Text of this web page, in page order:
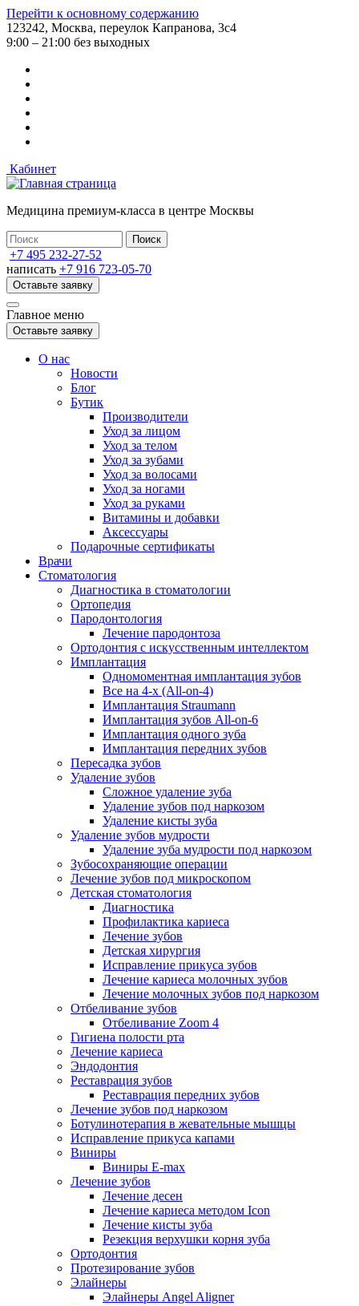
Перейти к основному содержанию
123242, Москва, переулок Капранова, 3с4
9:00 – 21:00 без выходных
Кабинет
Медицина премиум-класса в центре Москвы
+7 495 232-27-52
написать +7 916 723-05-70
Оставьте заявку
Главное меню
Оставьте заявку
О нас
Новости
Блог
Бутик
Производители
Уход за лицом
Уход за телом
Уход за зубами
Уход за волосами
Уход за ногами
Уход за руками
Витамины и добавки
Аксессуары
Подарочные сертификаты
Врачи
Стоматология
Диагностика в стоматологии
Ортопедия
Пародонтология
Лечение пародонтоза
Ортодонтия с искусственным интеллектом
Имплантация
Одномоментная имплантация зубов
Все на 4-х (All-on-4)
Имплантация Straumann
Имплантация зубов All-on-6
Имплантация одного зуба
Имплантация передних зубов
Пересадка зубов
Удаление зубов
Сложное удаление зуба
Удаление зубов под наркозом
Удаление кисты зуба
Удаление зубов мудрости
Удаление зуба мудрости под наркозом
Зубосохраняющие операции
Лечение зубов под микроскопом
Детская стоматология
Диагностика
Профилактика кариеса
Лечение зубов
Детская хирургия
Исправление прикуса зубов
Лечение кариеса молочных зубов
Лечение молочных зубов под наркозом
Отбеливание зубов
Отбеливание Zoom 4
Гигиена полости рта
Лечение кариеса
Эндодонтия
Реставрация зубов
Реставрация передних зубов
Лечение зубов под наркозом
Ботулинотерапия в жевательные мышцы
Исправление прикуса капами
Виниры
Виниры E-max
Лечение зубов
Лечение десен
Лечение кариеса методом Icon
Лечение кисты зуба
Резекция верхушки корня зуба
Ортодонтия
Протезирование зубов
Элайнеры
Элайнеры Angel Aligner